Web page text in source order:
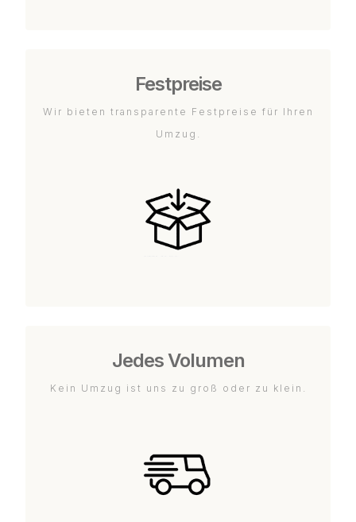
Festpreise
Wir bieten transparente Festpreise für Ihren
Umzug.
Jedes Volumen
Kein Umzug ist uns zu groß oder zu klein.